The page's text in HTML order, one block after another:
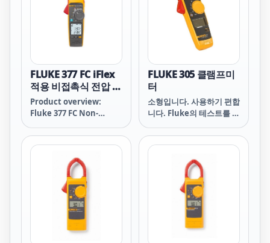
FLUKE 377 FC iFlex
적용 비접촉식 전압 실
효값 AC/DC 클램프
미터
Product overview:
Fluke 377 FC Non-
rms AC/DC Clamp
Meter with iFlex
FLUKE 305 클램프미
터
소형입니다. 사용하기 편합
니다. Fluke의 테스트를 거